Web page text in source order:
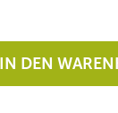
IN DEN